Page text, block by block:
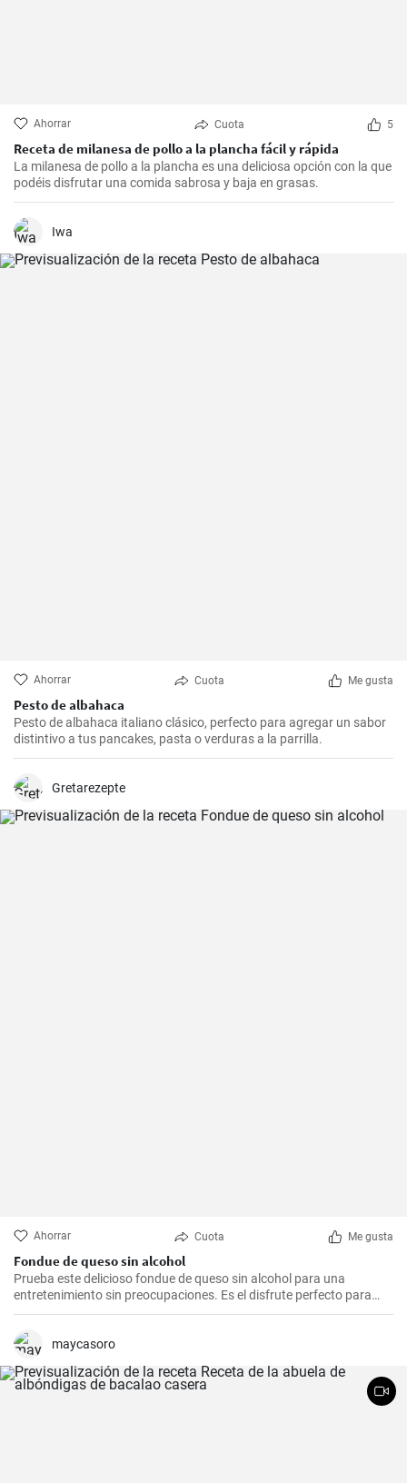
Ahorrar Cuota 5
Receta de milanesa de pollo a la plancha fácil y rápida
La milanesa de pollo a la plancha es una deliciosa opción con la que
podéis disfrutar una comida sabrosa y baja en grasas.
Iwa
Ahorrar Cuota Me gusta
Pesto de albahaca
Pesto de albahaca italiano clásico, perfecto para agregar un sabor
distintivo a tus pancakes, pasta o verduras a la parrilla.
Gretarezepte
Ahorrar Cuota Me gusta
Fondue de queso sin alcohol
Prueba este delicioso fondue de queso sin alcohol para una
entretenimiento sin preocupaciones. Es el disfrute perfecto para
una noche acogedora con amigos y familiares. Sírvelo con tus
frutas para una experiencia culinaria inolvidable.
maycasoro